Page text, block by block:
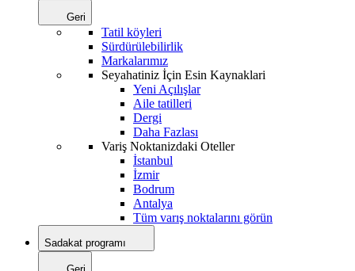
Geri
Tatil köyleri
Sürdürülebilirlik
Markalarımız
Seyahatiniz İçin Esin Kaynaklari
Yeni Açılışlar
Aile tatilleri
Dergi
Daha Fazlası
Variş Noktanizdaki Oteller
İstanbul
İzmir
Bodrum
Antalya
Tüm varış noktalarını görün
Sadakat programı